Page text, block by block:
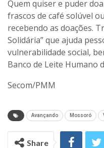
Quem quiser e puder
frascos de café solúvel
recebendo as doações.
Solidária” que ajuda
vulnerabilidade social,
Banco de Leite Humano
Secom/PMM
Avançando Mossoró
Share